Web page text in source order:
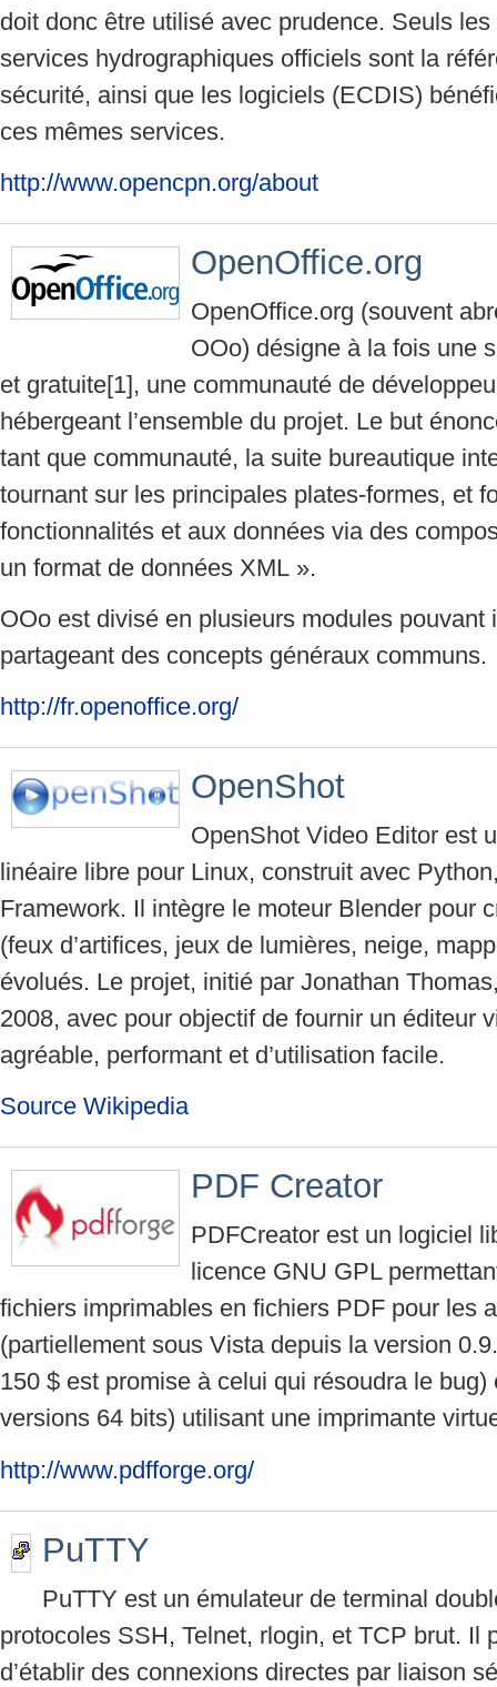
doit donc être utilisé avec prudence. Seuls
services hydrographiques officiels sont la
sécurité, ainsi que les logiciels (ECDIS)
ces mêmes services.
http://www.opencpn.org/about
OpenOffice.org
OpenOffice.org (souvent
OOo) désigne à la fois une
et gratuite[1], une communauté de
hébergeant l’ensemble du projet. Le but
tant que communauté, la suite bureautique
tournant sur les principales plates-formes, et
fonctionnalités et aux données via des
un format de données XML ».
OOo est divisé en plusieurs modules pouvant
partageant des concepts généraux communs.
http://fr.openoffice.org/
OpenShot
OpenShot Video Editor est
linéaire libre pour Linux, construit avec
Framework. Il intègre le moteur Blender pour
(feux d’artifices, jeux de lumières, neige,
évolués. Le projet, initié par Jonathan
2008, avec pour objectif de fournir un éditeur
agréable, performant et d’utilisation facile.
Source Wikipedia
PDF Creator
PDFCreator est un logiciel
licence GNU GPL
fichiers imprimables en fichiers PDF pour les
(partiellement sous Vista depuis la version
150 $ est promise à celui qui résoudra le bug)
versions 64 bits) utilisant une imprimante
http://www.pdfforge.org/
PuTTY
PuTTY est un émulateur de terminal
protocoles SSH, Telnet, rlogin, et TCP brut. Il
d’établir des connexions directes par liaison